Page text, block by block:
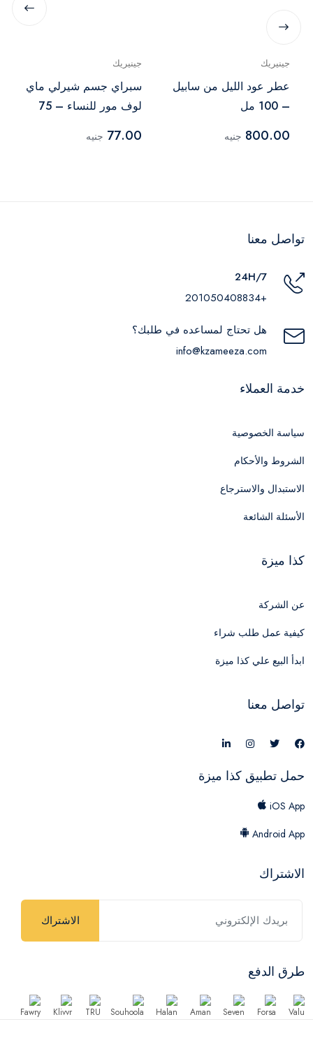
جينيريك
عطر عود الليل من سابيل
– 100 مل
800.00 جنيه
جينيريك
سبراي جسم شيرلي ماي
لوف مور للنساء – 75
77.00 جنيه
تواصل معنا
24H/7
+201050408834
هل تحتاج لمساعده في طلبك؟
info@kzameeza.com
خدمة العملاء
سياسة الخصوصية
الشروط والأحكام
الاستبدال والاسترجاع
الأسئلة الشائعة
كذا ميزة
عن الشركة
كيفية عمل طلب شراء
ابدأ البيع علي كذا ميزة
تواصل معنا
حمل تطبيق كذا ميزة
iOS App
Android App
الاشتراك
الاشتراك
طرق الدفع